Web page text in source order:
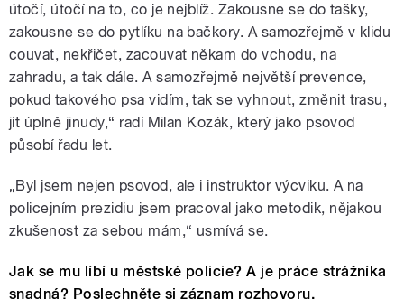
útočí, útočí na to, co je nejblíž. Zakousne se do tašky,
zakousne se do pytlíku na bačkory. A samozřejmě v klidu
couvat, nekřičet, zacouvat někam do vchodu, na
zahradu, a tak dále. A samozřejmě největší prevence,
pokud takového psa vidím, tak se vyhnout, změnit trasu,
jít úplně jinudy,“ radí Milan Kozák, který jako psovod
působí řadu let.
„Byl jsem nejen psovod, ale i instruktor výcviku. A na
policejním prezidiu jsem pracoval jako metodik, nějakou
zkušenost za sebou mám,“ usmívá se.
Jak se mu líbí u městské policie? A je práce strážníka
snadná? Poslechněte si záznam rozhovoru.